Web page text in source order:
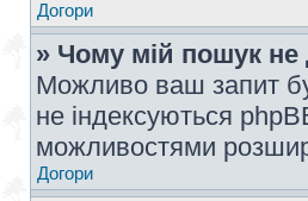
Догори
» Чому мій пошук не
Можливо ваш запит
не індексуються
можливостями
Догори